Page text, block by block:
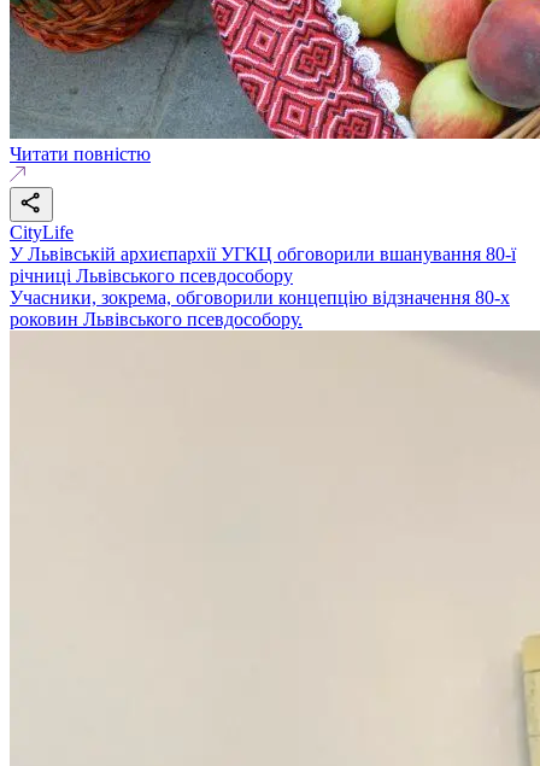
Читати повністю
CityLife
У Львівській архиєпархії УГКЦ обговорили вшанування 80-ї
річниці Львівського псевдособору
Учасники, зокрема, обговорили концепцію відзначення 80-х
роковин Львівського псевдособору.